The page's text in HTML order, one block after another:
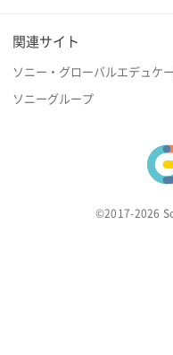
関連サイト
ソニー・グローバルエデュケ
ソニーグループ
©2017-2026